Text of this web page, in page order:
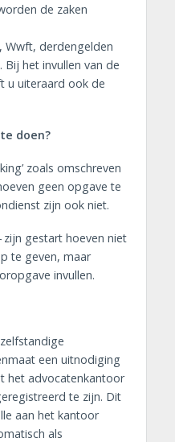
de zaken
Wwft, derdengelden
het invullen van de
u uiteraard ook de
doen?
zoals omschreven
geen opgave te
zijn ook niet.
zijn gestart hoeven niet
te geven, maar
invullen.
een uitnodiging
het advocatenkantoor
te zijn. Dit
aan het kantoor
als